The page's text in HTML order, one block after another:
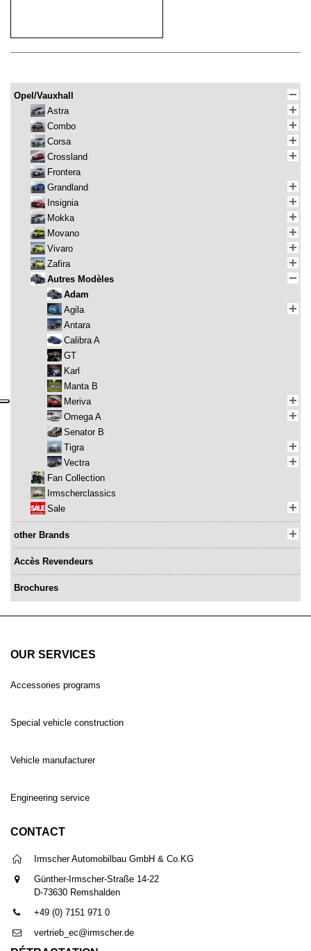
Opel/Vauxhall
Astra
Combo
Corsa
Crossland
Frontera
Grandland
Insignia
Mokka
Movano
Vivaro
Zafira
Autres Modèles
Adam
Agila
Antara
Calibra A
GT
Karl
Manta B
Meriva
Omega A
Senator B
Tigra
Vectra
Fan Collection
Irmscherclassics
Sale
other Brands
Accès Revendeurs
Brochures
OUR SERVICES
Accessories programs
Special vehicle construction
Vehicle manufacturer
Engineering service
CONTACT
Irmscher Automobilbau GmbH & Co.KG
Günther-Irmscher-Straße 14-22
D-73630 Remshalden
+49 (0) 7151 971 0
vertrieb_ec@irmscher.de